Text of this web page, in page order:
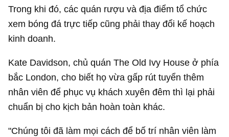
Trong khi đó, các quán rượu và địa điểm tổ chức
xem bóng đá trực tiếp cũng phải thay đổi kế hoạch
kinh doanh.
Kate Davidson, chủ quán The Old Ivy House ở phía
bắc London, cho biết họ vừa gấp rút tuyển thêm
nhân viên để phục vụ khách xuyên đêm thì lại phải
chuẩn bị cho kịch bản hoàn toàn khác.
"Chúng tôi đã làm mọi cách để bố trí nhân viên làm